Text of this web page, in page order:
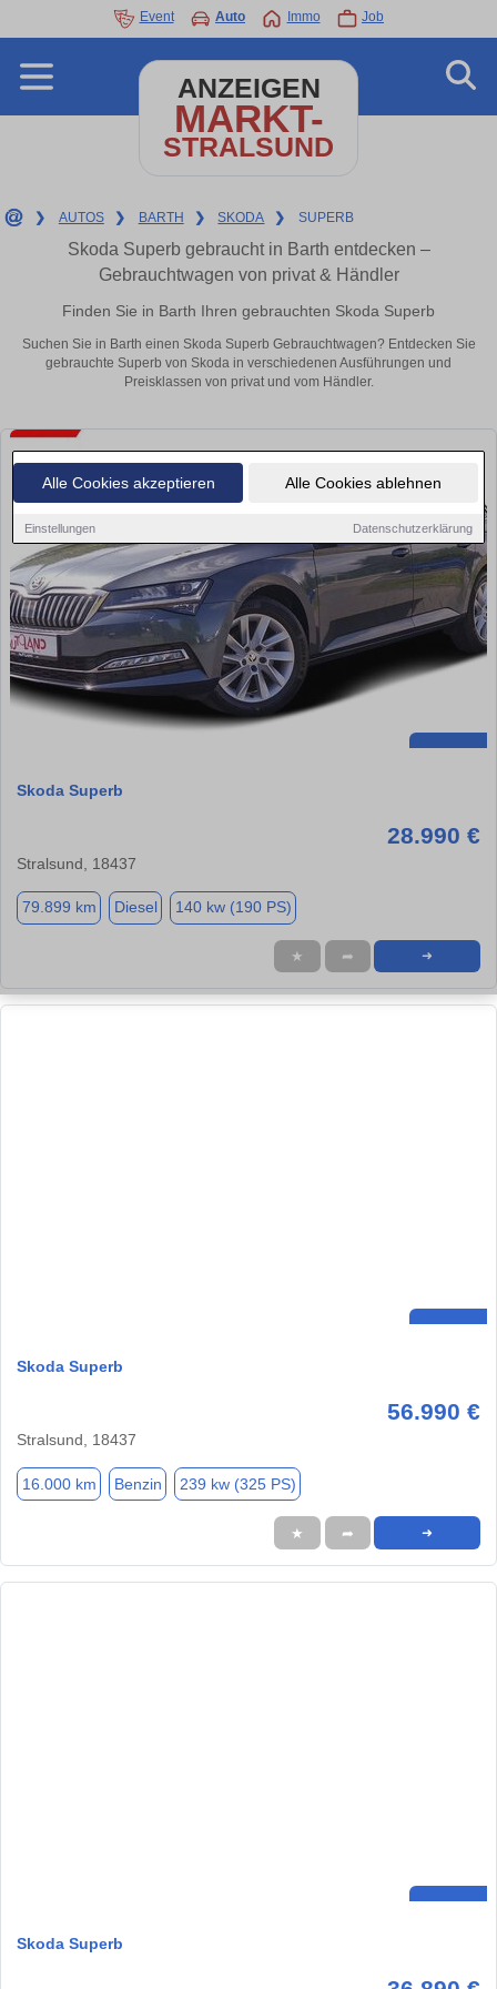
Alle Cookies akzeptieren Alle Cookies ablehnen
Einstellungen Datenschutzerklärung
Event Auto Immo Job
ANZEIGEN
MARKT-
STRALSUND
❯ AUTOS ❯ BARTH ❯ SKODA ❯ SUPERB
Skoda Superb gebraucht in Barth entdecken –
Gebrauchtwagen von privat & Händler
Finden Sie in Barth Ihren gebrauchten Skoda Superb
Suchen Sie in Barth einen Skoda Superb Gebrauchtwagen? Entdecken Sie
gebrauchte Superb von Skoda in verschiedenen Ausführungen und
Preisklassen von privat und vom Händler.
Skoda Superb
28.990 €
Stralsund, 18437
79.899 km Diesel 140 kw (190 PS)
★ ➦ ➜
Skoda Superb
56.990 €
Stralsund, 18437
16.000 km Benzin 239 kw (325 PS)
★ ➦ ➜
Skoda Superb